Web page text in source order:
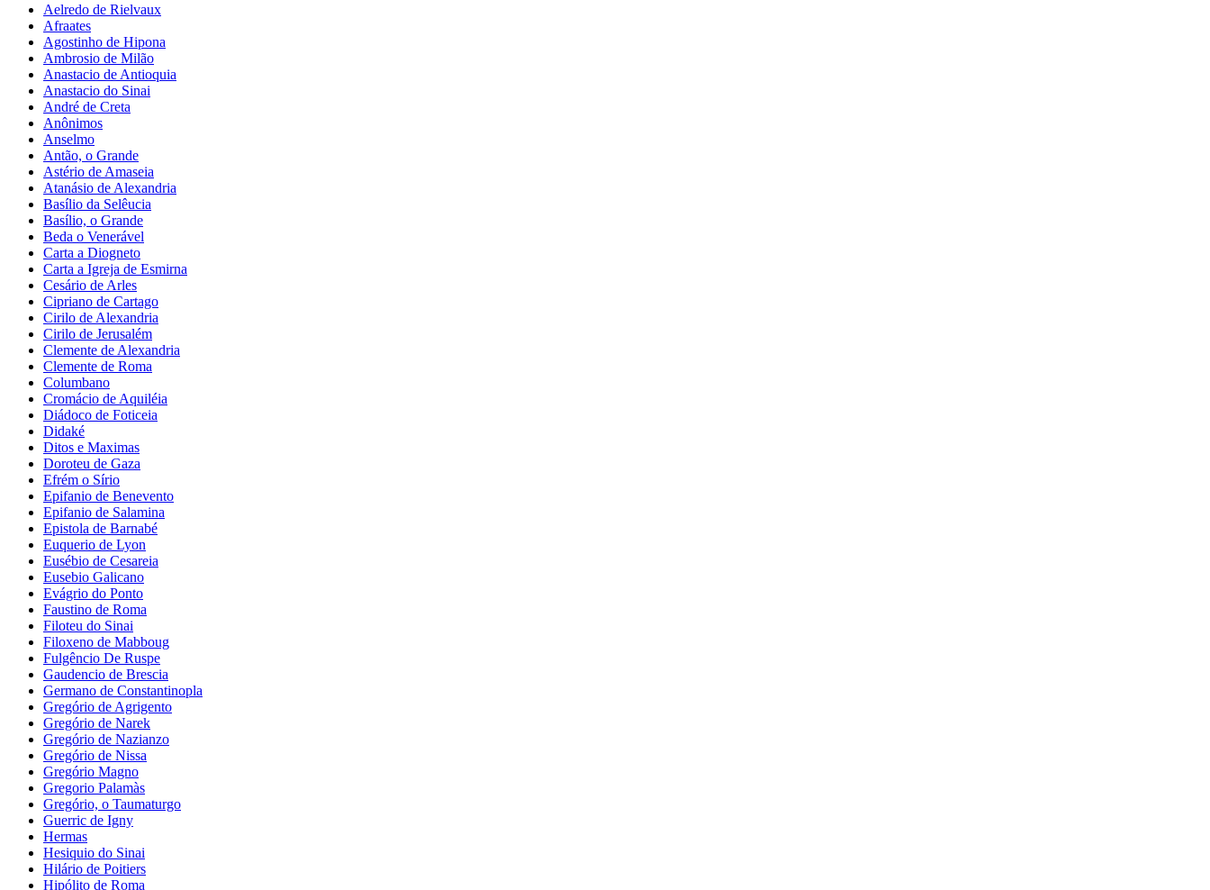
Aelredo de Rielvaux
Afraates
Agostinho de Hipona
Ambrosio de Milão
Anastacio de Antioquia
Anastacio do Sinai
André de Creta
Anônimos
Anselmo
Antão, o Grande
Astério de Amaseia
Atanásio de Alexandria
Basílio da Selêucia
Basílio, o Grande
Beda o Venerável
Carta a Diogneto
Carta a Igreja de Esmirna
Cesário de Arles
Cipriano de Cartago
Cirilo de Alexandria
Cirilo de Jerusalém
Clemente de Alexandria
Clemente de Roma
Columbano
Cromácio de Aquiléia
Diádoco de Foticeia
Didaké
Ditos e Maximas
Doroteu de Gaza
Efrém o Sírio
Epifanio de Benevento
Epifanio de Salamina
Epistola de Barnabé
Euquerio de Lyon
Eusébio de Cesareia
Eusebio Galicano
Evágrio do Ponto
Faustino de Roma
Filoteu do Sinai
Filoxeno de Mabboug
Fulgêncio De Ruspe
Gaudencio de Brescia
Germano de Constantinopla
Gregório de Agrigento
Gregório de Narek
Gregório de Nazianzo
Gregório de Nissa
Gregório Magno
Gregorio Palamàs
Gregório, o Taumaturgo
Guerric de Igny
Hermas
Hesiquio do Sinai
Hilário de Poitiers
Hipólito de Roma